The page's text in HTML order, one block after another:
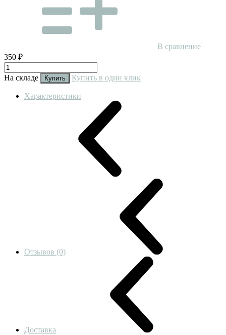
В сравнение
350 ₽
На складе Купить Купить в один клик
Характеристики
Отзывов (0)
Доставка